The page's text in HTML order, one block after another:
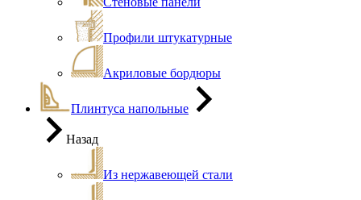
Профили штукатурные
Акриловые бордюры
Плинтуса напольные
Назад
Из нержавеющей стали